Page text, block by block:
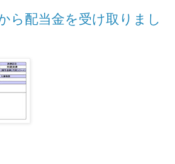
ら配当金を受け取りまし